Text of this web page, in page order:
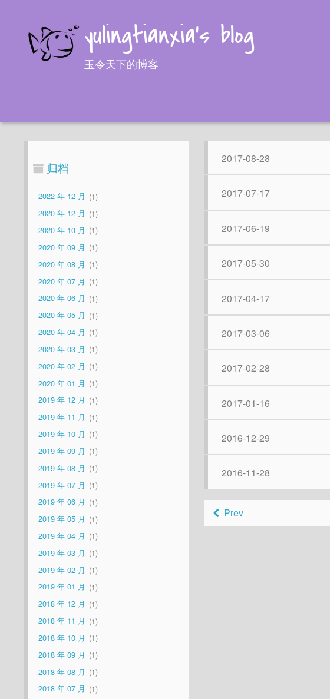
yulingtianxia's blog
玉令天下的博客
归档
2022 年 12 月
1
2020 年 12 月
1
2020 年 10 月
1
2020 年 09 月
1
2020 年 08 月
1
2020 年 07 月
1
2020 年 06 月
1
2020 年 05 月
1
2020 年 04 月
1
2020 年 03 月
1
2020 年 02 月
1
2020 年 01 月
1
2019 年 12 月
1
2019 年 11 月
1
2019 年 10 月
1
2019 年 09 月
1
2019 年 08 月
1
2019 年 07 月
1
2019 年 06 月
1
2019 年 05 月
1
2019 年 04 月
1
2019 年 03 月
1
2019 年 02 月
1
2019 年 01 月
1
2018 年 12 月
1
2018 年 11 月
1
2018 年 10 月
1
2018 年 09 月
1
2018 年 08 月
1
2018 年 07 月
1
2017-08-28
2017-07-17
2017-06-19
2017-05-30
2017-04-17
2017-03-06
2017-02-28
2017-01-16
2016-12-29
2016-11-28
Prev